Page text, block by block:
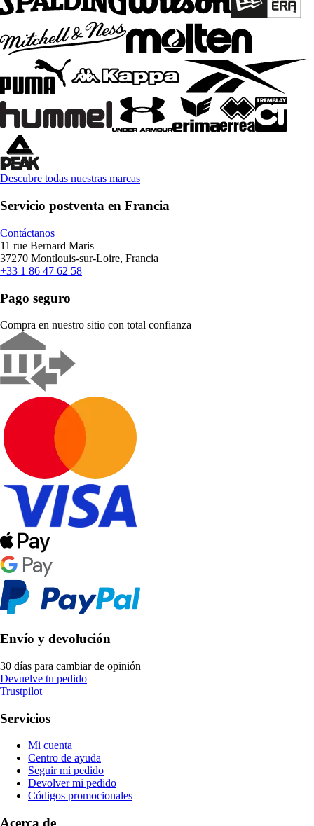
Descubre todas nuestras marcas
Servicio postventa en Francia
Contáctanos
11 rue Bernard Maris
37270 Montlouis-sur-Loire, Francia
+33 1 86 47 62 58
Pago seguro
Compra en nuestro sitio con total confianza
Envío y devolución
30 días para cambiar de opinión
Devuelve tu pedido
Trustpilot
Servicios
Mi cuenta
Centro de ayuda
Seguir mi pedido
Devolver mi pedido
Códigos promocionales
Acerca de